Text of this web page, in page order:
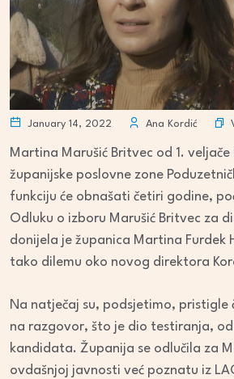
January 14, 2022 Ana Kordić
Martina Marušić Britvec od 1.
županijske poslovne zone
funkciju će obnašati četiri godine,
Odluku o izboru Marušić Britvec za
donijela je županica Martina Furdek
tako dilemu oko novog direktora
Na natječaj su, podsjetimo, pristigle
na razgovor, što je dio testiranja,
kandidata. Županija se odlučila za
ovdašnjoj javnosti već poznatu iz